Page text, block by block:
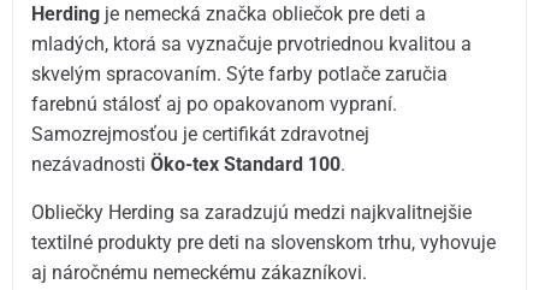
Herding je nemecká značka obliečok pre deti a
mladých, ktorá sa vyznačuje prvotriednou kvalitou a
skvelým spracovaním. Sýte farby potlače zaručia
farebnú stálosť aj po opakovanom vypraní.
Samozrejmosťou je certifikát zdravotnej
nezávadnostiÖko-tex Standard 100.
Obliečky Herding sa zaradzujú medzi najkvalitnejšie
textilné produkty pre deti na slovenskom trhu, vyhovuje
aj náročnému nemeckému zákazníkovi.